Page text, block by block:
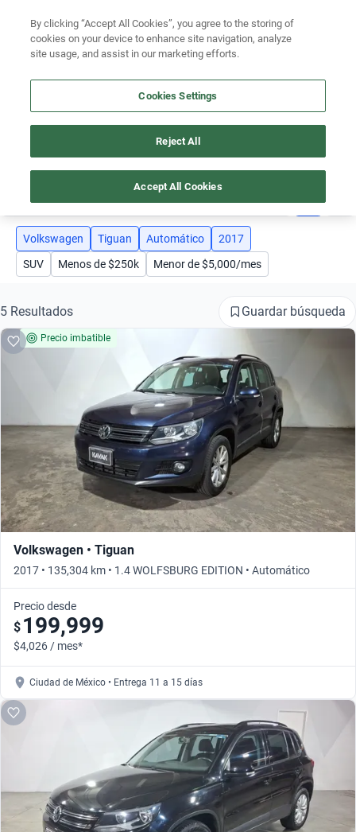
Ubicación
Encuentra el auto ideal para tu presupuesto
Simular plan a meses
AUTOS VOLKSWAGEN - VW TIGUAN AÑO 2017 AUTOMÁTICO
Busca por versión
Busca por año
Busca por marca
Busca por modelo
Busca por versión
Volkswagen Tiguan Automático
2017
SUV
Menos de $250k Menor de $5,000/mes
5 Resultados Guardar búsqueda
Precio imbatible
Volkswagen • Tiguan
2017 • 135,304 km • 1.4 WOLFSBURG EDITION • Automático
Precio desde
$ 199,999
$4,026 / mes*
Ciudad de México • Entrega 11 a 15 días
By clicking “Accept All Cookies”, you agree to the storing of
cookies on your device to enhance site navigation, analyze
site usage, and assist in our marketing efforts.
Cookies Settings
Reject All
Accept All Cookies